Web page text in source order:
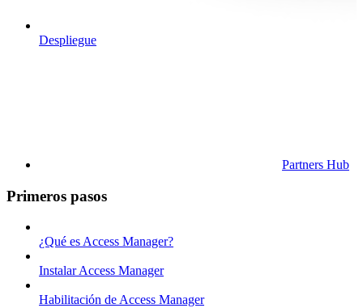
Despliegue
Partners Hub
Primeros pasos
¿Qué es Access Manager?
Instalar Access Manager
Habilitación de Access Manager